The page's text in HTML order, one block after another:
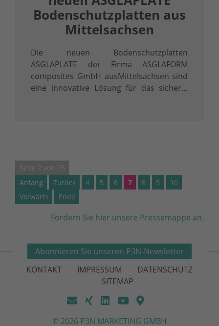
Bodenschutzplatten aus
Mittelsachsen
Die neuen Bodenschutzplatten
ASGLAPLATE der Firma ASGLAFORM
composites GmbH ausMittelsachsen sind
eine innovative Lösung für das sichere,
Seite 7 von 76
Anfang
Zurück 4 5 6 7 8 9
10
Vorwärts
Ende
Fordern Sie hier unsere Pressemappe an.
Abonnieren Sie unseren P3N-Newsletter
KONTAKT
IMPRESSUM
DATENSCHUTZ
SITEMAP
© 2026 P3N MARKETING GMBH